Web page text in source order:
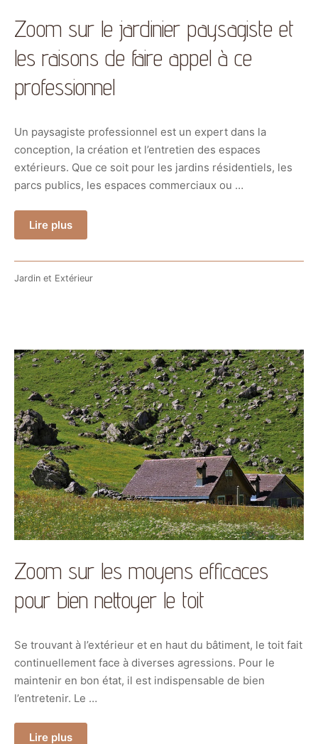
Zoom sur le jardinier paysagiste et
les raisons de faire appel à ce
professionnel
Un paysagiste professionnel est un expert dans la
conception, la création et l’entretien des espaces
extérieurs. Que ce soit pour les jardins résidentiels, les
parcs publics, les espaces commerciaux ou …
Lire plus
Jardin et Extérieur
Zoom sur les moyens efficaces
pour bien nettoyer le toit
Se trouvant à l’extérieur et en haut du bâtiment, le toit fait
continuellement face à diverses agressions. Pour le
maintenir en bon état, il est indispensable de bien
l’entretenir. Le …
Lire plus